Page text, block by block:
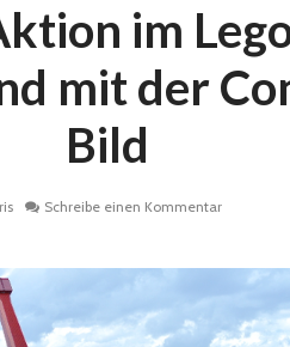
im
mit der
Bild
Schreibe einen Kommentar